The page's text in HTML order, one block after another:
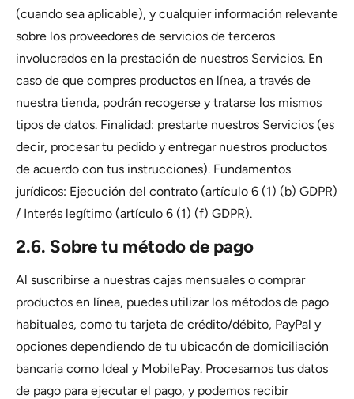
(cuando sea aplicable), y cualquier información relevante
sobre los proveedores de servicios de terceros
involucrados en la prestación de nuestros Servicios. En
caso de que compres productos en línea, a través de
nuestra tienda, podrán recogerse y tratarse los mismos
tipos de datos. Finalidad: prestarte nuestros Servicios (es
decir, procesar tu pedido y entregar nuestros productos
de acuerdo con tus instrucciones). Fundamentos
jurídicos: Ejecución del contrato (artículo 6 (1) (b) GDPR)
/ Interés legítimo (artículo 6 (1) (f) GDPR).
2.6. Sobre tu método de pago
Al suscribirse a nuestras cajas mensuales o comprar
productos en línea, puedes utilizar los métodos de pago
habituales, como tu tarjeta de crédito/débito, PayPal y
opciones dependiendo de tu ubicacón de domiciliación
bancaria como Ideal y MobilePay. Procesamos tus datos
de pago para ejecutar el pago, y podemos recibir